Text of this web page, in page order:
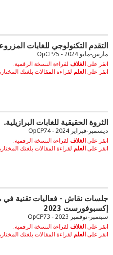
التقدم التكنولوجي للغابات
مارس-مايو 2024 - OpCP75
انقر على الغلاف لقراءة النسخة الرقمية.
انقر على العلم لقراءة المقالات بلغتك
الثروة الحقيقية للغابات البرازيلية.
ديسمبر-فبراير 2024 - OpCP74
انقر على الغلاف لقراءة النسخة الرقمية.
انقر على العلم لقراءة المقالات بلغتك
جلسات نقاش - فعاليات تقنية
إكسبوفورست 2023
سبتمبر-نوفمبر 2023 - OpCP73
انقر على الغلاف لقراءة النسخة الرقمية.
انقر على العلم لقراءة المقالات بلغتك